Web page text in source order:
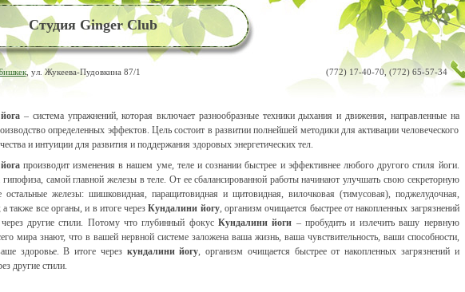
Студия Ginger Club
, ул. Жукеева-Пудовкина 87/1 (772) 17-40-70, (772) 65-57-34
– система упражнений, которая включает разнообразные техники дыхания и движения, направленные на
определенных эффектов. Цель состоит в развитии полнейшей методики для активации человеческого
и интуиции для развития и поддержания здоровых энергетических тел.
производит изменения в нашем уме, теле и сознании быстрее и эффективнее любого другого стиля йоги.
гипофиза, самой главной железы в теле. От ее сбалансированной работы начинают улучшать свою секреторную
остальные железы: шишковидная, паращитовидная и щитовидная, вилочковая (тимусовая), поджелудочная,
также все органы, и в итоге черезКундалини йогу, организм очищается быстрее от накопленных загрязнений
другие стили. Потому что глубинный фокусКундалини йоги – пробудить и излечить вашу нервную
мира знают, что в вашей нервной системе заложена ваша жизнь, ваша чувствительность, ваши способности,
здоровье. В итоге через кундалини йогу , организм очищается быстрее от накопленных загрязнений и
другие стили.